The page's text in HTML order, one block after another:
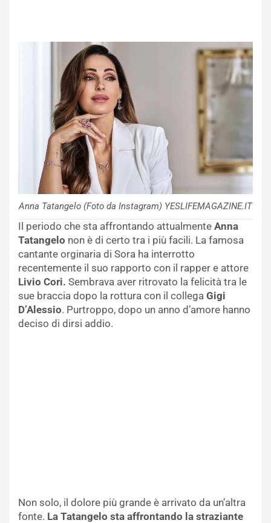
Anna Tatangelo (Foto da Instagram) YESLIFEMAGAZINE.IT
Il periodo che sta affrontando attualmente Anna
Tatangelo non è di certo tra i più facili. La famosa
cantante orginaria di Sora ha interrotto
recentemente il suo rapporto con il rapper e attore
Livio Cori. Sembrava aver ritrovato la felicità tra le
sue braccia dopo la rottura con il collega Gigi
D’Alessio. Purtroppo, dopo un anno d’amore hanno
deciso di dirsi addio.
Non solo, il dolore più grande è arrivato da un’altra
fonte. La Tatangelo sta affrontando la straziante